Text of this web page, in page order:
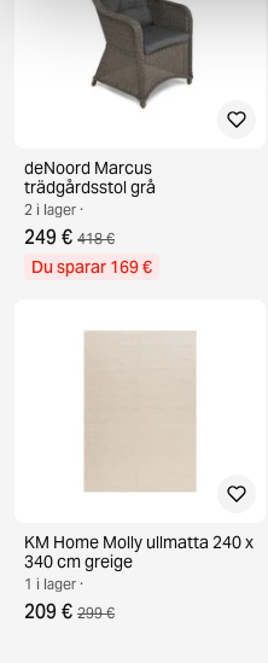
deNoord Marcus
trädgårdsstol grå
2 i lager ·
249 € 418 €
Du sparar 169 €
KM Home Molly ullmatta 240 x
340 cm greige
1 i lager ·
209 € 299 €